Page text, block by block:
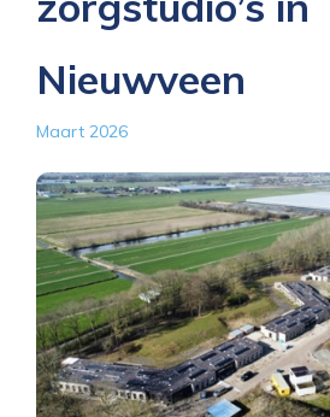
Nieuwveen
Maart 2026